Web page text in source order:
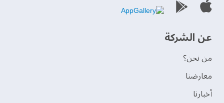
عن الشركة
من نحن؟
‫معارضنا‬
‫أخبارنا‬